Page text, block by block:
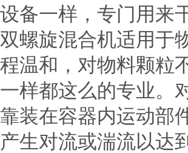
设备一样，专门用来
双螺旋混合机适用于
程温和，对物料颗粒
一样都这么的专业。
靠装在容器内运动部
产生对流或湍流以达